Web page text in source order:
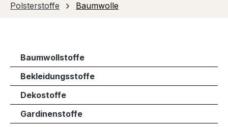
Polsterstoffe Baumwolle
Baumwollstoffe
Bekleidungsstoffe
Dekostoffe
Gardinenstoffe